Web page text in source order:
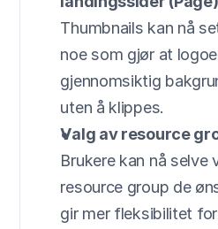
Thumbnails kan nå
noe som gjør at
gjennomsiktig
uten å klippes.
Valg av resource
Brukere kan nå selve
resource group de
gir mer fleksibilitet